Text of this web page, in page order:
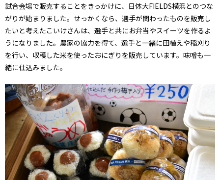
試合会場で販売することをきっかけに、日体大FIELDS横浜とのつな
がりが始まりました。せっかくなら、選手が関わったものを販売し
たいと考えたこいけさんは、選手と共にお弁当やスイーツを作るよ
うになりました。農家の協力を得て、選手と一緒に田植えや稲刈り
を行い、収穫した米を使ったおにぎりを販売しています。味噌も一
緒に仕込みました。